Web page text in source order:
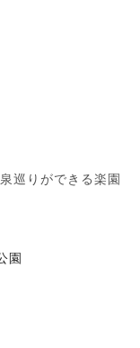
巡りができる楽園
園